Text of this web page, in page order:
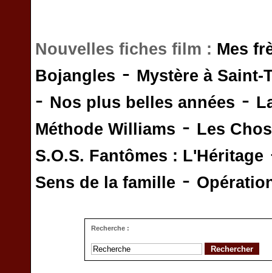
Nouvelles fiches film : Mes
Bojangles - Mystère à Saint-
- Nos plus belles années -
Méthode Williams - Les
S.O.S. Fantômes : L'Héritage
Sens de la famille -
Recherche :